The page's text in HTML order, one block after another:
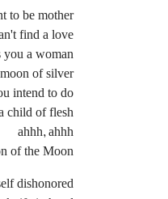
to be mother
find a love
a woman.
of silver
intend to do
child of flesh
ahhh, ahhh
of the Moon
dishonored